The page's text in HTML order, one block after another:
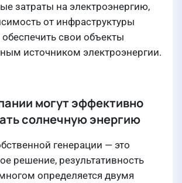
затраты на электроэнергию,
от инфраструктуры
обеспечить свои объекты
источником электроэнергии.
могут эффективно
солнечную энергию
генерации — это
решение, результативность
определяется двумя